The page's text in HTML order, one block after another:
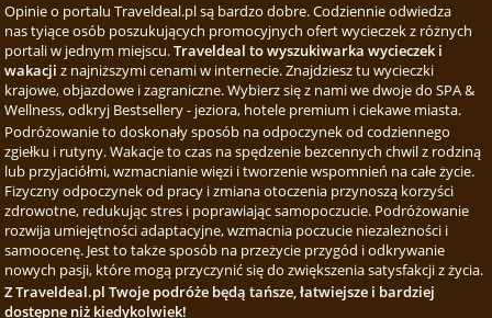
Opinie o portalu Traveldeal.pl są bardzo dobre. Codziennie odwiedza
nas tyiące osób poszukujących promocyjnych ofert wycieczek z różnych
portali w jednym miejscu.Traveldeal to wyszukiwarka wycieczek i
wakacji z najniższymi cenami w internecie. Znajdziesz tu wycieczki
krajowe, objazdowe i zagraniczne. Wybierz się z nami we dwoje do SPA &
Wellness, odkryj Bestsellery - jeziora, hotele premium i ciekawe miasta.
Podróżowanie to doskonały sposób na odpoczynek od codziennego
zgiełku i rutyny. Wakacje to czas na spędzenie bezcennych chwil z rodziną
lub przyjaciółmi, wzmacnianie więzi i tworzenie wspomnień na całe życie.
Fizyczny odpoczynek od pracy i zmiana otoczenia przynoszą korzyści
zdrowotne, redukując stres i poprawiając samopoczucie. Podróżowanie
rozwija umiejętności adaptacyjne, wzmacnia poczucie niezależności i
samoocenę. Jest to także sposób na przeżycie przygód i odkrywanie
nowych pasji, które mogą przyczynić się do zwiększenia satysfakcji z życia.
Z Traveldeal.pl Twoje podróże będą tańsze, łatwiejsze i bardziej
dostępne niż kiedykolwiek!